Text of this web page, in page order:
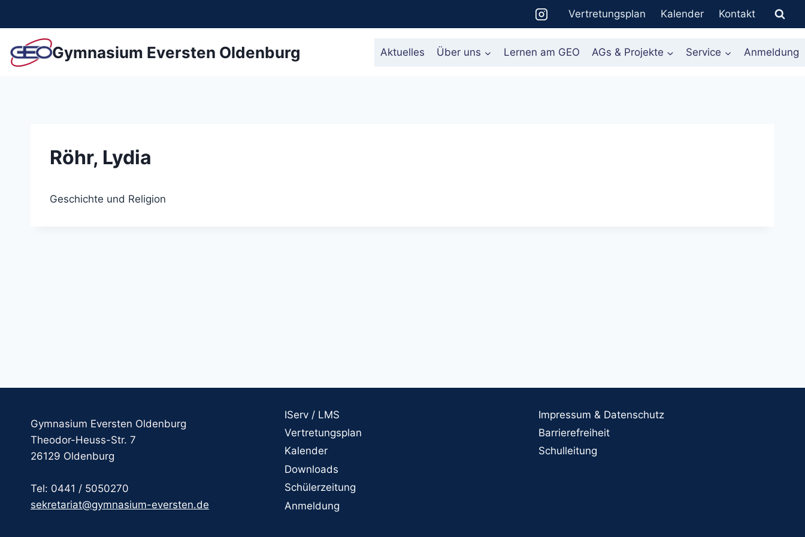
springen
Vertretungsplan Kalender Kontakt
Gymnasium Eversten Oldenburg Aktuelles Über uns Lernen am GEO AGs & Projekte Service Anmeldung
Röhr, Lydia
Geschichte und Religion
Gymnasium Eversten Oldenburg
Theodor-Heuss-Str. 7
26129 Oldenburg
Tel: 0441 / 5050270
sekretariat@gymnasium-eversten.de
IServ / LMS
Vertretungsplan
Kalender
Downloads
Schülerzeitung
Anmeldung
Impressum & Datenschutz
Barrierefreiheit
Schulleitung